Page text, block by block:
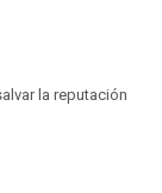
la reputación